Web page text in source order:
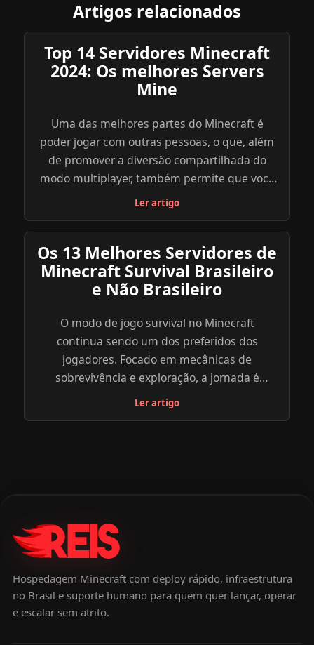
Artigos relacionados
Top 14 Servidores Minecraft
2024: Os melhores Servers
Mine
Uma das melhores partes do Minecraft é
poder jogar com outras pessoas, o que, além
de promover a diversão compartilhada do
modo multiplayer, também permite que você
explore uma diversidade de outros objetivos,
dos servidores criados por outros jogadores.
Abaixo, reunimos uma lista com os melhores
servidores de Minecraft para você se divertir e
explorar. Navegue com calma, atente para as
que parece mais ideal para você e seus
amigos. Para saber mais sobre o servidor que
você escolher, clique no link indicado do site
oficial do server ou explore você mesmo
através do endereço de IP.
Ler artigo
Os 13 Melhores Servidores de
Minecraft Survival Brasileiro
e Não Brasileiro
O modo de jogo survival no Minecraft
continua sendo um dos preferidos dos
jogadores. Focado em mecânicas de
sobrevivência e exploração, a jornada é
sempre emocionante. E quando se trata de
Minecraft survival brasileiro ou não brasileiro e
quer saber tudo sobre cada um dos servers,
aqui está um guia completo para guiar sua
escolha do novo server que irá acompanhar
suas horas de jogo multiplayer.
Ler artigo
Hospedagem Minecraft com deploy rápido, infraestrutura
no Brasil e suporte humano para quem quer lançar, operar
e escalar sem atrito.